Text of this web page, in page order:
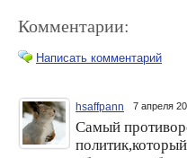
С Владимира
Жириновского в ходе
Комментарии:
Написать комментарий
hsaffpann 7 апреля
Самый